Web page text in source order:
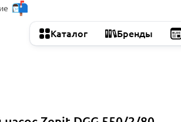
Каталог Бренды